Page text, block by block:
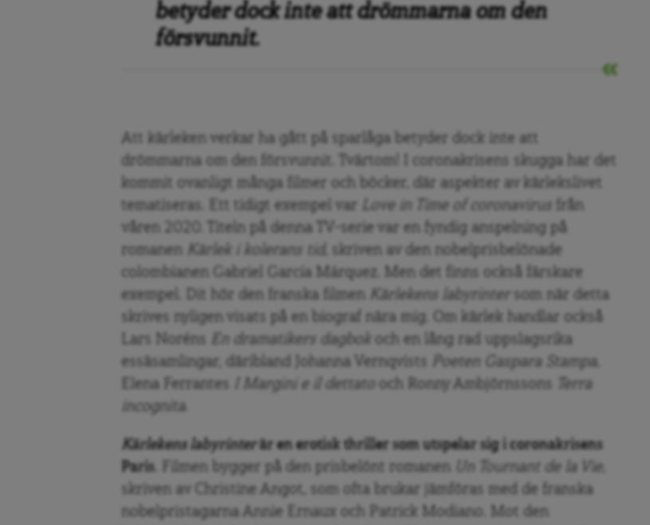
betyder dock inte att drömmarna om den
försvunnit.
Att kärleken verkar ha gått på sparlåga betyder dock inte att
drömmarna om den försvunnit. Tvärtom! I coronakrisens skugga har det
kommit ovanligt många filmer och böcker, där aspekter av kärlekslivet
tematiseras.
Ett tidigt exempel var Love in Time of coronavirus från
våren 2020. Titeln på denna TV-serie var en fyndig anspelning på
romanen
Kärlek i kolerans tid
, skriven av den nobelprisbelönade
colombianen Gabriel García Márquez. Men det finns också färskare
exempel. Dit hör den franska filmen
Kärlekens labyrinter som när detta
skrives nyligen visats på en biograf nära mig. Om kärlek handlar också
Lars Noréns
En dramatikers dagbok
och en lång rad uppslagsrika
essäsamlingar, däribland Johanna Vernqvists
Poeten Gaspara Stampa,
Elena Ferrantes
I Margini e il dettato och Ronny Ambjörnssons
Terra
incognita.
Kärlekens labyrinterär en erotisk thriller som utspelar sig i coronakrisens
Paris . Filmen bygger på den prisbelönt romanen Un Tournant de la Vie
skriven av Christine Angot, som ofta brukar jämföras med de franska
nobelpristagarna Annie Ernaux och Patrick Modiano. Mot den